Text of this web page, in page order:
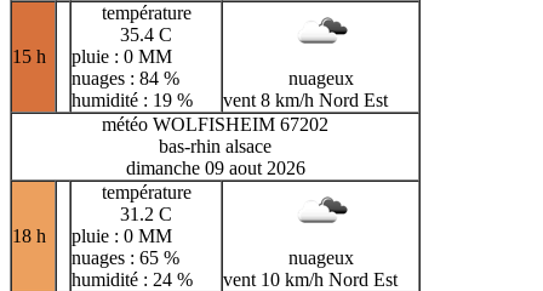
15 h
température
35.4 C
pluie : 0 MM
nuages : 84 %
humidité : 19 %
nuageux
vent 8 km/h Nord Est
météo WOLFISHEIM 67202
bas-rhin alsace
dimanche 09 aout 2026
18 h
température
31.2 C
pluie : 0 MM
nuages : 65 %
humidité : 24 %
nuageux
vent 10 km/h Nord Est